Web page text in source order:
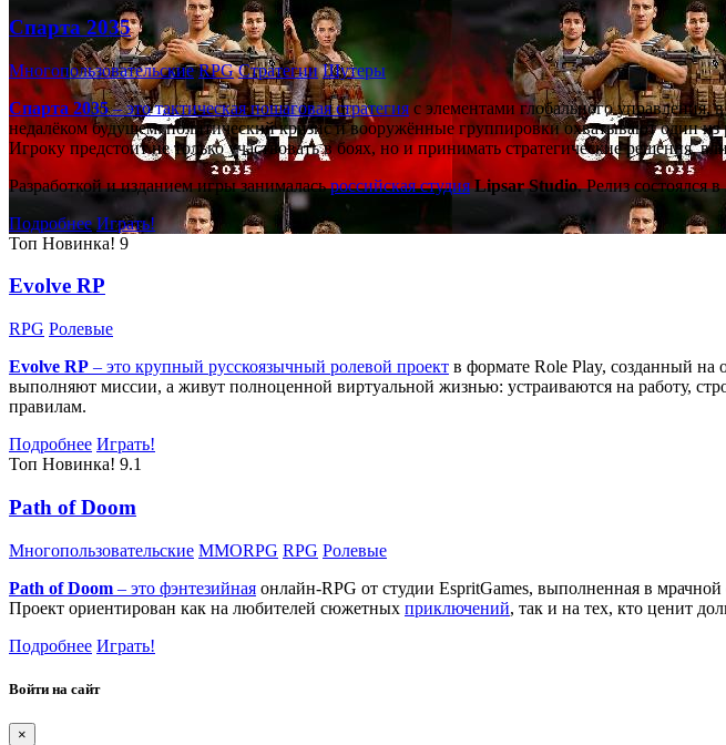
Спарта 2035
Многопользовательские RPG Стратегии Шутеры
Спарта 2035– это тактическаяпошаговая стратегияс элементами глобального управления,
недалёком будущем: политический кризис и вооружённые группировки охватывают один
Игроку предстоит не только участвовать в боях, но и принимать стратегические решения,
Разработкой и изданием игры занималасьроссийская студия Lipsar Studio. Релиз состоялся в
Подробнее Играть!
Топ Новинка! 9
Evolve RP
RPG Ролевые
Evolve RP – это крупный русскоязычный ролевой проект в формате Role Play, созданный на
выполняют миссии, а живут полноценной виртуальной жизнью: устраиваются на работу,
правилам.
Подробнее Играть!
Топ Новинка! 9.1
Path of Doom
Многопользовательские MMORPG RPG Ролевые
Path of Doom – это фэнтезийная онлайн-RPG от студии EspritGames, выполненная в
Проект ориентирован как на любителей сюжетных приключений, так и на тех, кто ценит
Подробнее Играть!
Войти на сайт
×